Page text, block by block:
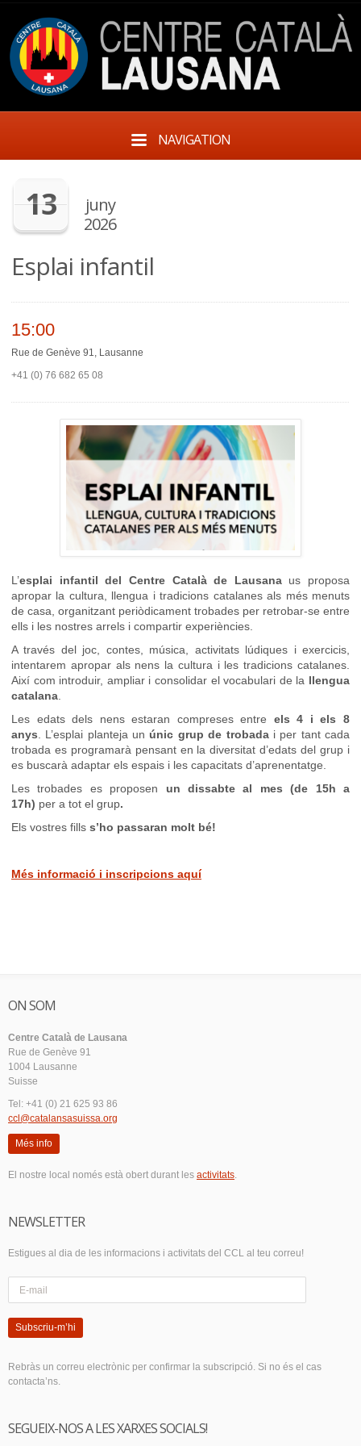
NAVIGATION
13
juny
2026
Esplai infantil
15:00
Rue de Genève 91, Lausanne
+41 (0) 76 682 65 08
L’esplai infantil del Centre Català de Lausana us proposa
apropar la cultura, llengua i tradicions catalanes als més menuts
de casa, organitzant periòdicament trobades per retrobar-se entre
ells i les nostres arrels i compartir experiències.
A través del joc, contes, música, activitats lúdiques i exercicis,
intentarem apropar als nens la cultura i les tradicions catalanes.
Així com introduir, ampliar i consolidar el vocabulari de la llengua
catalana.
Les edats dels nens estaran compreses entre els 4 i els 8
anys. L’esplai planteja un únic grup de trobadai per tant cada
trobada es programarà pensant en la diversitat d’edats del grup i
es buscarà adaptar els espais i les capacitats d’aprenentatge.
Les trobades es proposen un dissabte al mes (de 15h a
17h) per a tot el grup.
Els vostres fills s’ho passaran molt bé!
Més informació i inscripcions aquí
ON SOM
Centre Català de Lausana
Rue de Genève 91
1004 Lausanne
Suisse
Tel: +41 (0) 21 625 93 86
ccl@catalansasuissa.org
Més info
El nostre local només està obert durant les activitats
NEWSLETTER
Estigues al dia de les informacions i activitats del CCL al teu correu!
Subscriu-m’hi
Rebràs un correu electrònic per confirmar la subscripció. Si no és el cas
contacta’ns.
SEGUEIX-NOS A LES XARXES SOCIALS!